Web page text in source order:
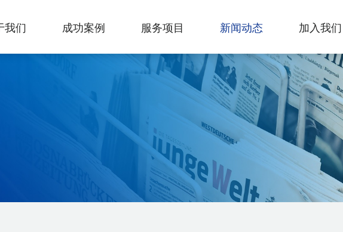
我们 成功案例 服务项目 新闻动态 加入我们